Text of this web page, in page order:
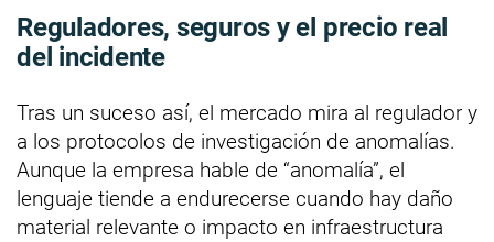
Reguladores, seguros y el precio real
del incidente
Tras un suceso así, el mercado mira al regulador y
a los protocolos de investigación de anomalías.
Aunque la empresa hable de “anomalía”, el
lenguaje tiende a endurecerse cuando hay daño
material relevante o impacto en infraestructura